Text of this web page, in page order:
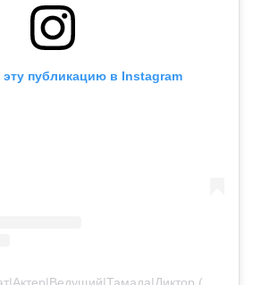
публикацию в Instagram